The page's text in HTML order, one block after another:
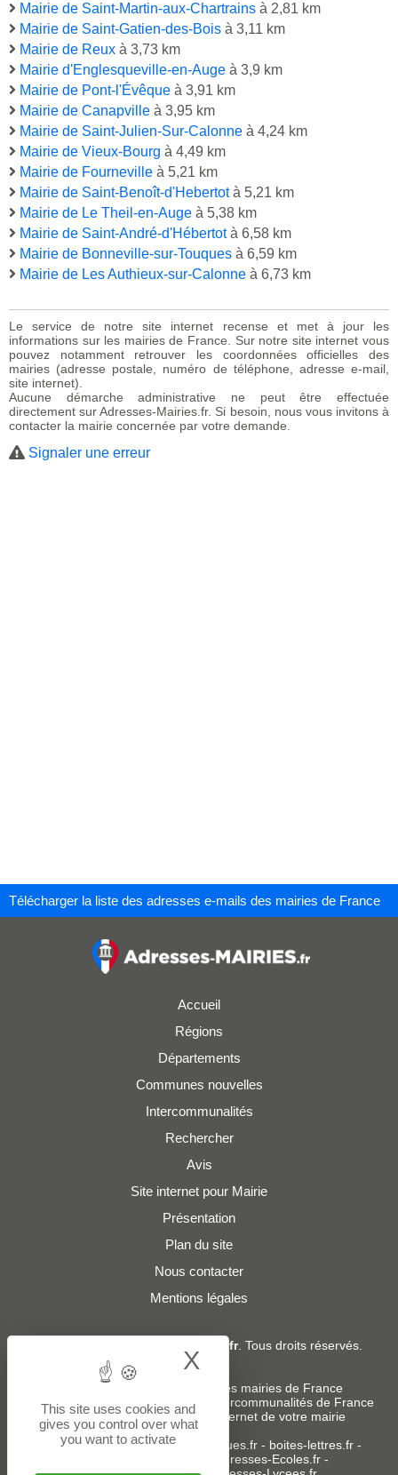
Mairie de Saint-Martin-aux-Chartrains à 2,81 km
Mairie de Saint-Gatien-des-Bois à 3,11 km
Mairie de Reux à 3,73 km
Mairie d'Englesqueville-en-Auge à 3,9 km
Mairie de Pont-l'Évêque à 3,91 km
Mairie de Canapville à 3,95 km
Mairie de Saint-Julien-Sur-Calonne à 4,24 km
Mairie de Vieux-Bourg à 4,49 km
Mairie de Fourneville à 5,21 km
Mairie de Saint-Benoît-d'Hebertotà 5,21 km
Mairie de Le Theil-en-Auge à 5,38 km
Mairie de Saint-André-d'Hébertotà 6,58 km
Mairie de Bonneville-sur-Touques à 6,59 km
Mairie de Les Authieux-sur-Calonne à 6,73 km
Le service de notre site internet recense et met à jour les
informations sur les mairies de France. Sur notre site internet vous
pouvez notamment retrouver les coordonnées officielles des
mairies (adresse postale, numéro de téléphone, adresse e-mail,
site internet).
Aucune démarche administrative ne peut être effectuée
directement sur Adresses-Mairies.fr. Si besoin, nous vous invitons à
contacter la mairie concernée par votre demande.
Signaler une erreur
Télécharger la liste des adresses e-mails des mairies de France
Accueil
Régions
Départements
Communes nouvelles
Intercommunalités
Rechercher
Avis
Site internet pour Mairie
Présentation
Plan du site
Nous contacter
Mentions légales
Adresses-Mairies.fr. Tous droits réservés.
Services :
Liste des adresses e-mails des mairies de France
Liste des adresses e-mails des intercommunalités de France
-Création ou refonte du site internet de votre mairie
Sites partenaires:donneespubliques.fr- boites-lettres.fr-
Adresses-Ecoles.fr -
This site uses cookies and
gives you control over what
you want to activate
X